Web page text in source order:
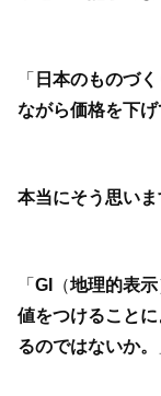
「 日本のものづ
ながら価格を下げ
本当にそう思いま
「 GI （地理的表示
値をつけること
るのではないか。